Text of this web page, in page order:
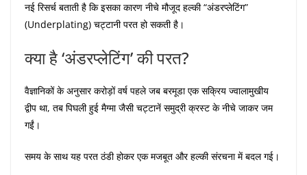
नई रिसर्च बताती है कि इसका कारण नीचे मौजूद हल्की “अंडरप्लेटिंग”
(Underplating) चट्टानी परत हो सकती है।
क्या है ‘अंडरप्लेटिंग’ की परत?
वैज्ञानिकों के अनुसार करोड़ों वर्ष पहले जब बरमूडा एक सक्रिय ज्वालामुखीय
द्वीप था, तब पिघली हुई मैग्मा जैसी चट्टानें समुद्री क्रस्ट के नीचे जाकर जम
गईं।
समय के साथ यह परत ठंडी होकर एक मजबूत और हल्की संरचना में बदल गई।